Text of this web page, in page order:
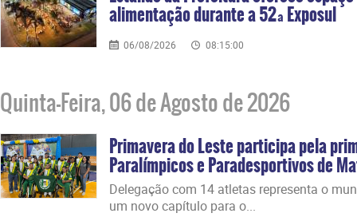
alimentação durante a 52ª Exposul
06/08/2026 08:15:00
Quinta-Feira, 06 de Agosto de 2026
Primavera do Leste participa pela
Paralímpicos e Paradesportivos de
​Delegação com 14 atletas representa o
um novo capítulo para o...